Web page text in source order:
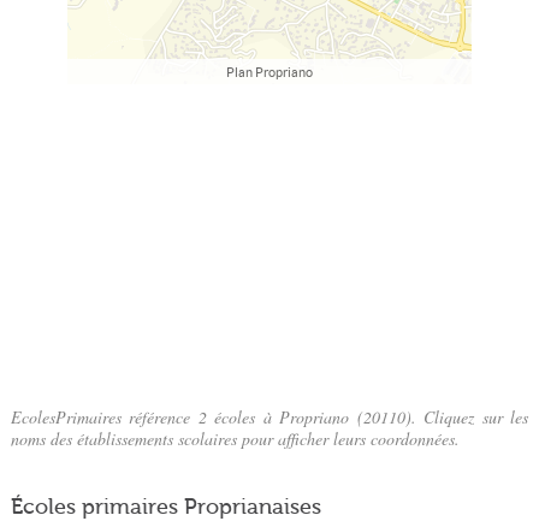
Plan Propriano
EcolesPrimaires référence 2 écoles à Propriano (20110). Cliquez sur les
noms des établissements scolaires pour afficher leurs coordonnées.
Écoles primaires Proprianaises